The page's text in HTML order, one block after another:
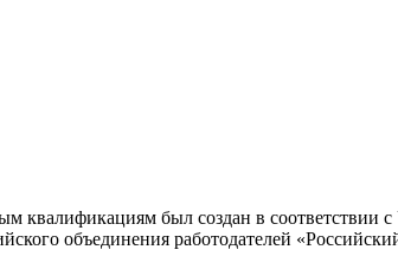
был создан в соответствии
объединения работодателей